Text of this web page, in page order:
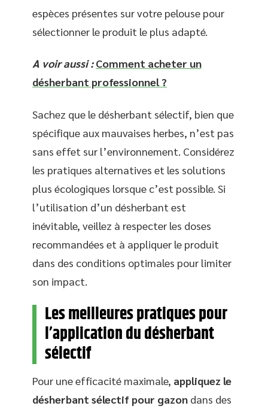
espèces présentes sur votre pelouse pour
sélectionner le produit le plus adapté.
A voir aussi : Comment acheter un
désherbant professionnel ?
Sachez que le désherbant sélectif, bien que
spécifique aux mauvaises herbes, n’est pas
sans effet sur l’environnement. Considérez
les pratiques alternatives et les solutions
plus écologiques lorsque c’est possible. Si
l’utilisation d’un désherbant est
inévitable, veillez à respecter les doses
recommandées et à appliquer le produit
dans des conditions optimales pour limiter
son impact.
Les meilleures pratiques pour
l’application du désherbant
sélectif
Pour une efficacité maximale, appliquez le
désherbant sélectif pour gazon dans des